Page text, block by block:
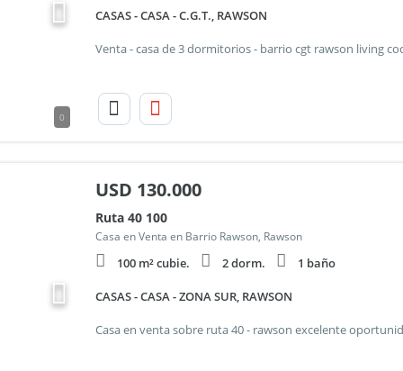
0
CASAS - CASA - C.G.T., RAWSON
USD 130.000
Ruta 40 100
Casa en Venta en Barrio Rawson, Rawson
100 m² cubie. 2 dorm. 1 baño
CASAS - CASA - ZONA SUR, RAWSON